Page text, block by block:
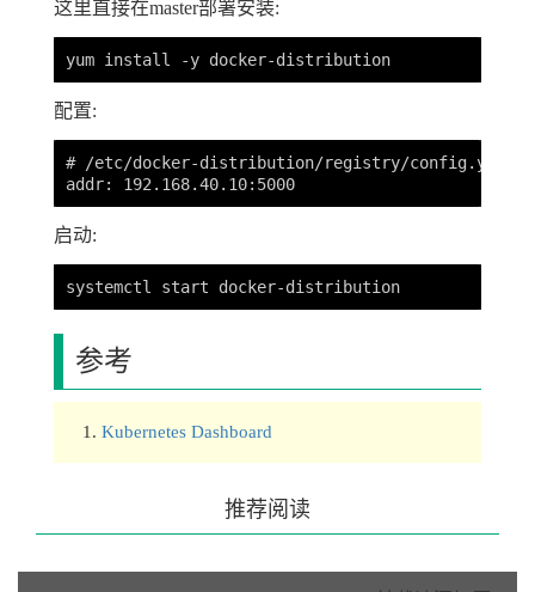
这里直接在master部署安装:
配置:
# /etc/docker-distribution/registry/config.yml
启动:
参考
Kubernetes Dashboard
推荐阅读